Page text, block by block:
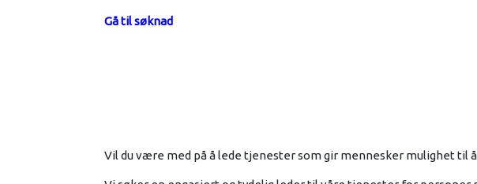
Gå til søknad
Vil du være med på å lede tjenester som gir mennesker mulighet til